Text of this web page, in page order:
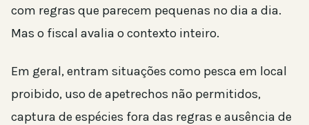
com regras que parecem pequenas no dia a dia.
Mas o fiscal avalia o contexto inteiro.
Em geral, entram situações como pesca em local
proibido, uso de apetrechos não permitidos,
captura de espécies fora das regras e ausência de